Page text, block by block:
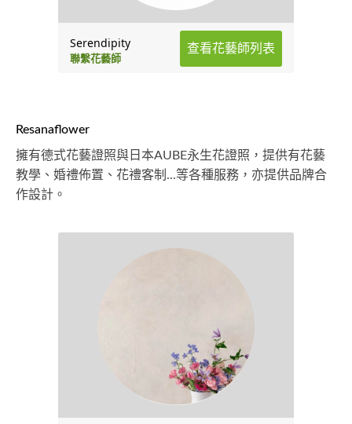
Serendipity
聯繫花藝師
查看花藝師列表
Resanaflower
擁有德式花藝證照與日本AUBE永生花證照，提供有花藝
教學、婚禮佈置、花禮客制...等各種服務，亦提供品牌合
作設計。